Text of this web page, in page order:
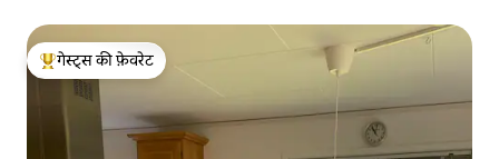
गेस्ट्स का टॉप फ़ेवरेट
गेस्ट्स की फ़ेवरेट